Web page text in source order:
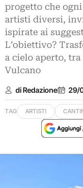
progetto che
artisti diversi,
ispirate ai
L’obiettivo?
a cielo aperto,
Vulcano
di Redazione 29/
TAG ARTISTI